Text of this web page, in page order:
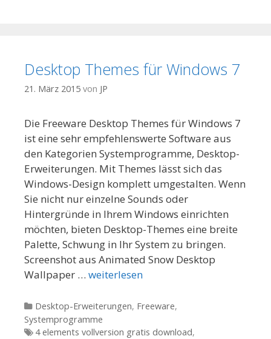
Desktop Themes für Windows 7
21. März 2015 von JP
Die Freeware Desktop Themes für Windows 7
ist eine sehr empfehlenswerte Software aus
den Kategorien Systemprogramme, Desktop-
Erweiterungen. Mit Themes lässt sich das
Windows-Design komplett umgestalten. Wenn
Sie nicht nur einzelne Sounds oder
Hintergründe in Ihrem Windows einrichten
möchten, bieten Desktop-Themes eine breite
Palette, Schwung in Ihr System zu bringen.
Screenshot aus Animated Snow Desktop
Wallpaper … weiterlesen
Kategorien
Desktop-Erweiterungen, Freeware,
Systemprogramme
Tags
4 elements vollversion gratis download,